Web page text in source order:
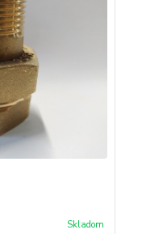
Skladom